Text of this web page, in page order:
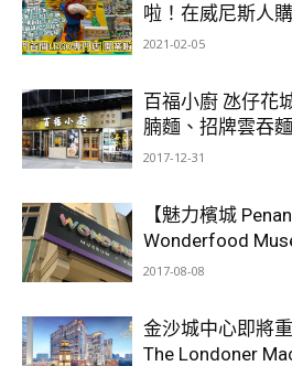
啦！在威尼斯人
2021-02-05
百福小廚 氹仔花
腩麵、招牌雲吞
2017-12-31
【魅力檳城
Wonderfood
2017-08-08
金沙城中心即將
The Londoner